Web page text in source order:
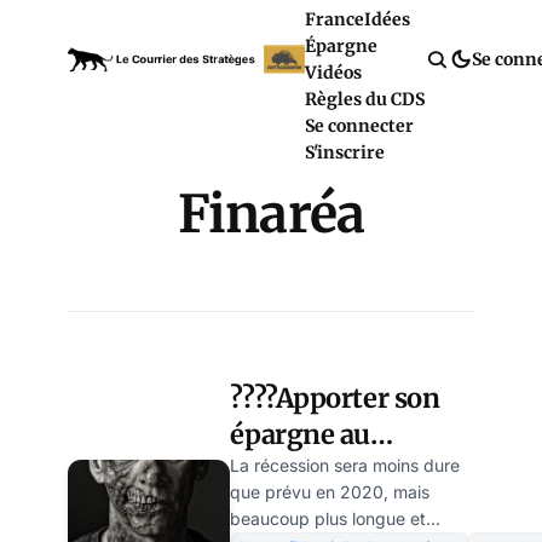
FranceIdées
Épargne
Vidéos
Règles du CDS
Se connecter
S'inscrire
Se
Finaréa
????Apporter son
épargne au
financement de
l’économie : le
La récession sera moins dure
que prévu en 2020, mais
beaucoup plus longue et